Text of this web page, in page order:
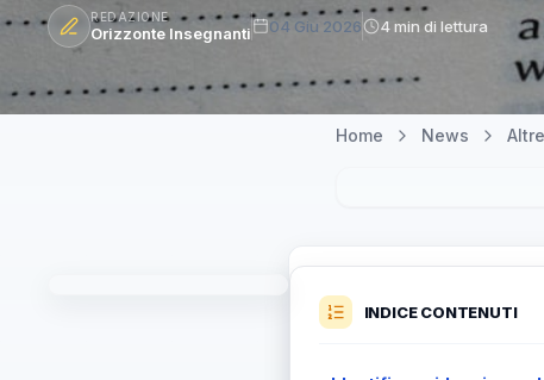
REDAZIONE
Orizzonte Insegnanti 04 Giu 2026 4 min di lettura
Home News
INDICE CONTENUTI